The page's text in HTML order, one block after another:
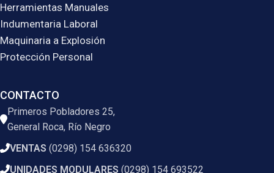
Herramientas Manuales
Indumentaria Laboral
Maquinaria a Explosión
Protección Personal
CONTACTO
Primeros Pobladores 25,
General Roca, Río Negro
VENTAS (0298) 154 636320
UNIDADES MODULARES (0298) 154 693522